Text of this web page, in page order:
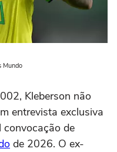
Mundo
Kleberson não
entrevista exclusiva
convocação de
de 2026. O ex-